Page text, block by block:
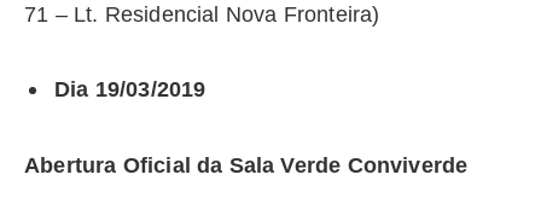
71 – Lt. Residencial Nova Fronteira)
Dia 19/03/2019
Abertura Oficial da Sala Verde Conviverde